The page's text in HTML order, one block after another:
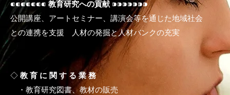
⁌⁌⁌⁌⁌⁌⁌ 教育研究への貢献 ⁍⁍⁍⁍⁍⁍⁍
公開講座、アートセミナー、講演会等を通じた地域社会
との連携を支援 人材の発掘と人材バンクの充実
◇ 教 育 に 関 す る 業 務
・教育研究図書、教材の販売